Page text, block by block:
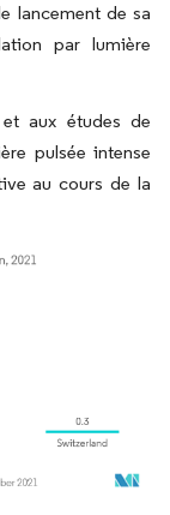
lancement de sa
par lumière
aux études de
pulsée intense
au cours de la